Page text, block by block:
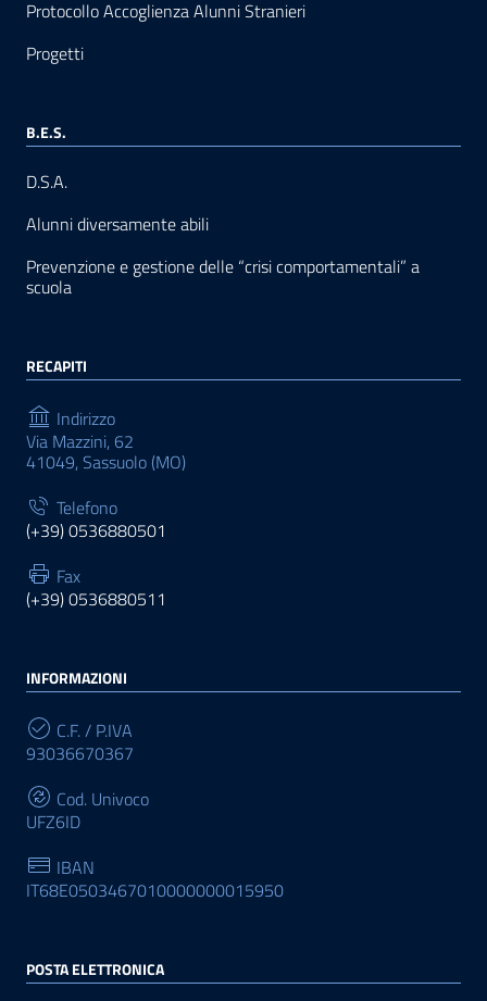
Protocollo Accoglienza Alunni Stranieri
Progetti
B.E.S.
D.S.A.
Alunni diversamente abili
Prevenzione e gestione delle “crisi comportamentali” a
scuola
RECAPITI
Indirizzo
Via Mazzini, 62
41049, Sassuolo (MO)
Telefono
(+39) 0536880501
Fax
(+39) 0536880511
INFORMAZIONI
C.F. / P.IVA
93036670367
Cod. Univoco
UFZ6ID
IBAN
IT68E0503467010000000015950
POSTA ELETTRONICA